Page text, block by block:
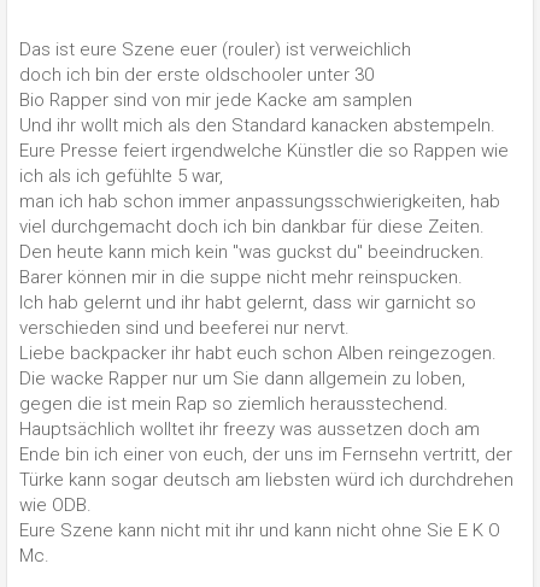
Das ist eure Szene euer (rouler) ist verweichlich
doch ich bin der erste oldschooler unter 30
Bio Rapper sind von mir jede Kacke am samplen
Und ihr wollt mich als den Standard kanacken abstempeln.
Eure Presse feiert irgendwelche Künstler die so Rappen wie
ich als ich gefühlte 5 war,
man ich hab schon immer anpassungsschwierigkeiten, hab
viel durchgemacht doch ich bin dankbar für diese Zeiten.
Den heute kann mich kein "was guckst du" beeindrucken.
Barer können mir in die suppe nicht mehr reinspucken.
Ich hab gelernt und ihr habt gelernt, dass wir garnicht so
verschieden sind und beeferei nur nervt.
Liebe backpacker ihr habt euch schon Alben reingezogen.
Die wacke Rapper nur um Sie dann allgemein zu loben,
gegen die ist mein Rap so ziemlich herausstechend.
Hauptsächlich wolltet ihr freezy was aussetzen doch am
Ende bin ich einer von euch, der uns im Fernsehn vertritt, der
Türke kann sogar deutsch am liebsten würd ich durchdrehen
wie ODB.
Eure Szene kann nicht mit ihr und kann nicht ohne Sie E K O
Mc.